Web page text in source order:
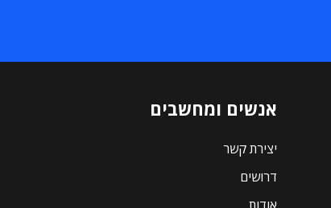
אנשים ומחשבים
יצירת קשר
דרושים